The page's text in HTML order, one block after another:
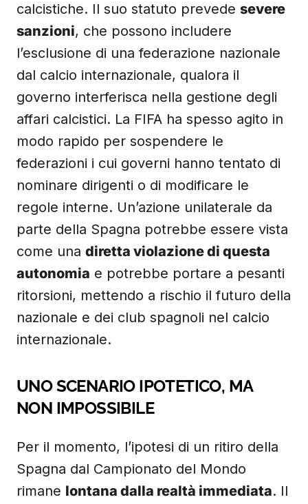
calcistiche. Il suo statuto prevede severe
sanzioni, che possono includere
l’esclusione di una federazione nazionale
dal calcio internazionale, qualora il
governo interferisca nella gestione degli
affari calcistici. La FIFA ha spesso agito in
modo rapido per sospendere le
federazioni i cui governi hanno tentato di
nominare dirigenti o di modificare le
regole interne. Un’azione unilaterale da
parte della Spagna potrebbe essere vista
come una diretta violazione di questa
autonomia e potrebbe portare a pesanti
ritorsioni, mettendo a rischio il futuro della
nazionale e dei club spagnoli nel calcio
internazionale.
UNO SCENARIO IPOTETICO, MA
NON IMPOSSIBILE
Per il momento, l’ipotesi di un ritiro della
Spagna dal Campionato del Mondo
rimane lontana dalla realtà immediata. Il